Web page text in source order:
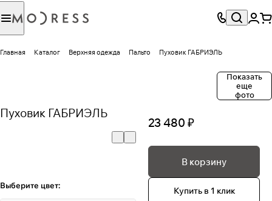
Главная Каталог Верхняя одежда Пальто Пуховик ГАБРИЭЛЬ
Показать
еще
фото
Пуховик ГАБРИЭЛЬ
Выберите цвет:
23 480 ₽
В корзину
Купить в 1 клик